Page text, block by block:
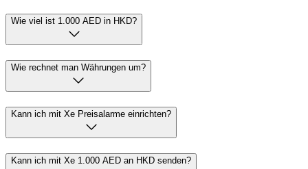
Wie viel ist 1.000 AED in HKD?
Wie rechnet man Währungen um?
Kann ich mit Xe Preisalarme einrichten?
Kann ich mit Xe 1.000 AED an HKD senden?